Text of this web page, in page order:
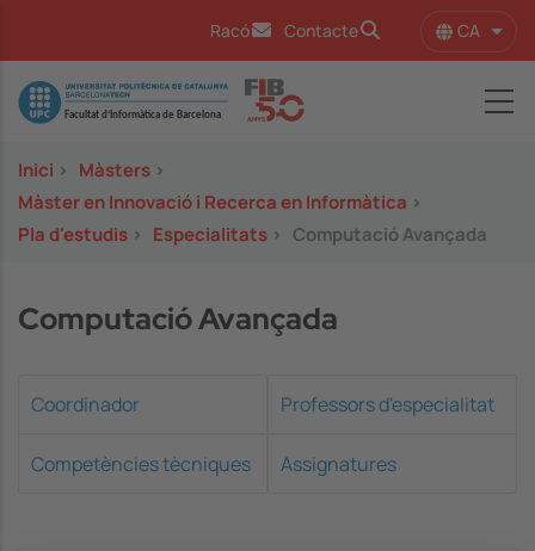
Racó Contacte CA
Image
Inici > Màsters >
Màster en Innovació i Recerca en Informàtica >
Pla d'estudis > Especialitats > Computació Avançada
Computació Avançada
Coordinador Professors d'especialitat
Competències tècniques Assignatures